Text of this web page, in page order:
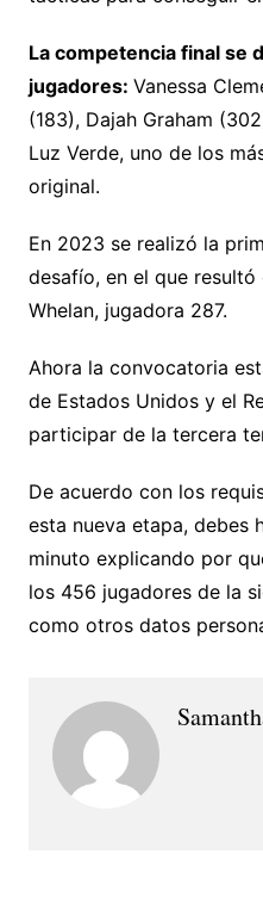
La competencia final se
jugadores: Vanessa
(183), Dajah Graham
Luz Verde, uno de los
original.
En 2023 se realizó la
desafío, en el que
Whelan, jugadora 287.
Ahora la convocatoria
de Estados Unidos y el
participar de la tercera
De acuerdo con los
esta nueva etapa, debes
minuto explicando por
los 456 jugadores de la
como otros datos